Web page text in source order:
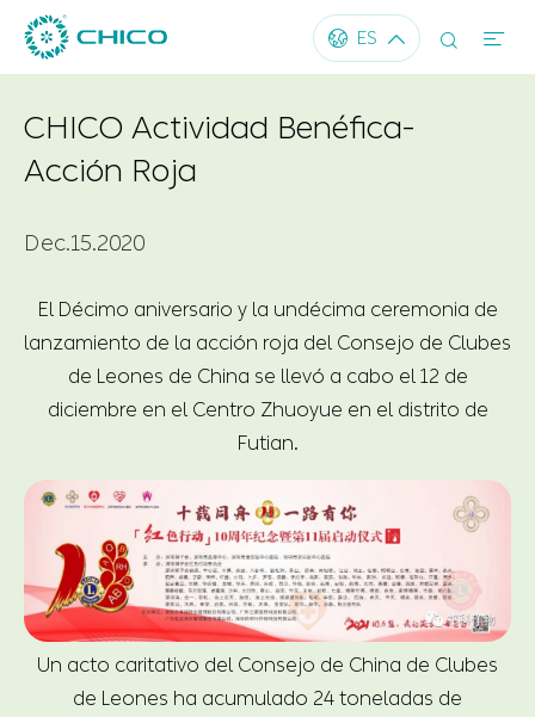
 ES   
CHICO Actividad Benéfica-
Acción Roja
Dec.15.2020
El Décimo aniversario y la undécima ceremonia de
lanzamiento de la acción roja del Consejo de Clubes
de Leones de China se llevó a cabo el 12 de
diciembre en el Centro Zhuoyue en el distrito de
Futian.
Un acto caritativo del Consejo de China de Clubes
de Leones ha acumulado 24 toneladas de